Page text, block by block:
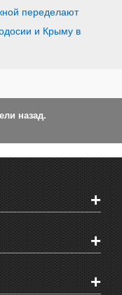
переделают
и Крыму в
назад.
+
+
+